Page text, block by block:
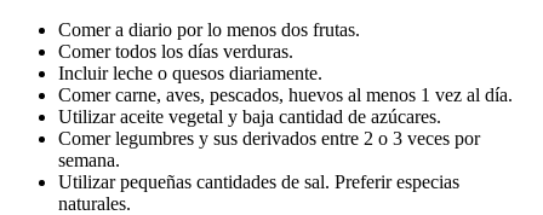
Comer a diario por lo menos dos frutas.
Comer todos los días verduras.
Incluir leche o quesos diariamente.
Comer carne, aves, pescados, huevos al menos 1 vez al día.
Utilizar aceite vegetal y baja cantidad de azúcares.
Comer legumbres y sus derivados entre 2 o 3 veces por
semana.
Utilizar pequeñas cantidades de sal. Preferir especias
naturales.